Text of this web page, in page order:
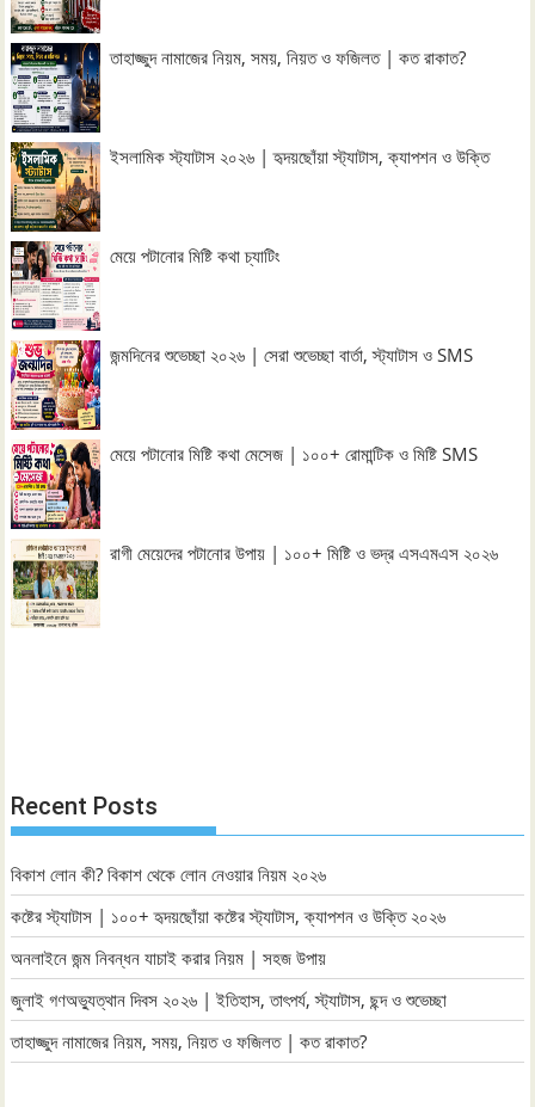
তাহাজ্জুদ নামাজের নিয়ম, সময়, নিয়ত ও ফজিলত | কত রাকাত?
ইসলামিক স্ট্যাটাস ২০২৬ | হৃদয়ছোঁয়া স্ট্যাটাস, ক্যাপশন ও উক্তি
মেয়ে পটানোর মিষ্টি কথা চ্যাটিং
জন্মদিনের শুভেচ্ছা ২০২৬ | সেরা শুভেচ্ছা বার্তা, স্ট্যাটাস ও SMS
মেয়ে পটানোর মিষ্টি কথা মেসেজ | ১০০+ রোমান্টিক ও মিষ্টি SMS
রাগী মেয়েদের পটানোর উপায় | ১০০+ মিষ্টি ও ভদ্র এসএমএস ২০২৬
Recent Posts
বিকাশ লোন কী? বিকাশ থেকে লোন নেওয়ার নিয়ম ২০২৬
কষ্টের স্ট্যাটাস | ১০০+ হৃদয়ছোঁয়া কষ্টের স্ট্যাটাস, ক্যাপশন ও উক্তি ২০২৬
অনলাইনে জন্ম নিবন্ধন যাচাই করার নিয়ম | সহজ উপায়
জুলাই গণঅভ্যুত্থান দিবস ২০২৬ | ইতিহাস, তাৎপর্য, স্ট্যাটাস, ছন্দ ও শুভেচ্ছা
তাহাজ্জুদ নামাজের নিয়ম, সময়, নিয়ত ও ফজিলত | কত রাকাত?